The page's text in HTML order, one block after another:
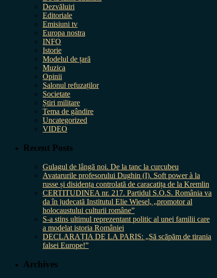
Dezvăluiri
Editoriale
Emisiuni tv
Europa nostra
INFO
Istorie
Modelul de țară
Muzica
Opinii
Salonul refuzaților
Societate
Știri militare
Tema de gândire
Uncategorized
VIDEO
Recent Posts
Gulagul de lângă noi. De la tanc la curcubeu
Avatarurile profesorului Dughin (I). Soft power à la
russe și disidența controlată de caracatița de la Kremlin
CERTITUDINEA nr. 217. Partidul S.O.S. România va
da în judecată Institutul Elie Wiesel, „promotor al
holocaustului culturii române”
S-a stins ultimul reprezentant politic al unei familii care
a modelat istoria României
DECLARAȚIA DE LA PARIS: „Să scăpăm de tirania
falsei Europe!”
Archives